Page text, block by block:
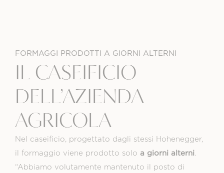
FORMAGGI PRODOTTI A GIORNI ALTERNI
IL CASEIFICIO
DELL’AZIENDA
AGRICOLA
Nel caseificio, progettato dagli stessi Hohenegger,
il formaggio viene prodotto solo a giorni alterni.
“Abbiamo volutamente mantenuto il posto di